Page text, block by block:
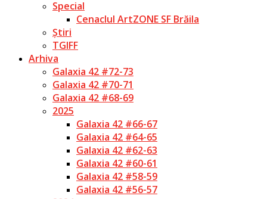
Special
Cenaclul ArtZONE SF Brăila
Știri
TGIFF
Arhiva
Galaxia 42 #72-73
Galaxia 42 #70-71
Galaxia 42 #68-69
2025
Galaxia 42 #66-67
Galaxia 42 #64-65
Galaxia 42 #62-63
Galaxia 42 #60-61
Galaxia 42 #58-59
Galaxia 42 #56-57